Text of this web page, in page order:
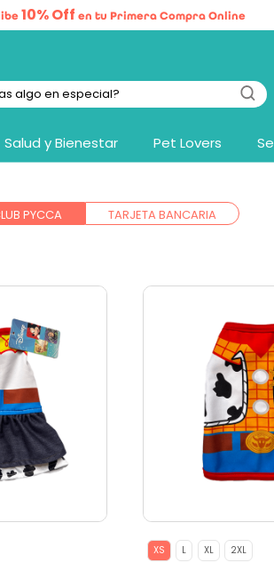
10% Off en tu Primera Compra Online
Salud y Bienestar Pet Lovers
PYCCA
TARJETA BANCARIA
XS L XL 2XL